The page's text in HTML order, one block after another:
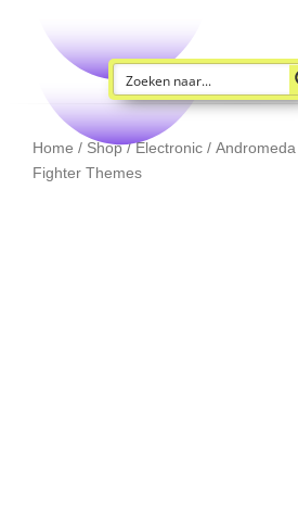
Home / Shop/Electronic /
Fighter Themes